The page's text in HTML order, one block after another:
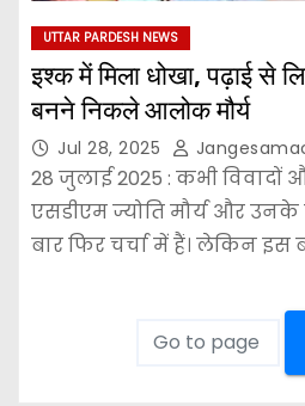
UTTAR PARDESH NEWS
इश्क में मिला धोखा, पढ़ाई से
बनने निकले आलोक मौर्य
Jul 28, 2025
28 जुलाई 2025 : कभी विवादों
एसडीएम ज्योति मौर्य और
बार फिर चर्चा में हैं। लेकिन इस